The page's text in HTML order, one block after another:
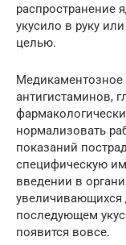
распространение
укусило в руку
целью.
Медикаментозное
антигистаминов,
нормализовать
показаний
специфическую
введении в
увеличивающихся
последующем
появится вовсе.